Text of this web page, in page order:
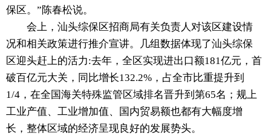
保区。”陈春松说。
会上，汕头综保区招商局有关负责人对该区建设情
况和相关政策进行推介宣讲。几组数据体现了汕头综保
区迎头赶上的活力:去年，全区实现进出口额181亿元，首
破百亿元大关，同比增长132.2%，占全市比重提升到
1/4，在全国海关特殊监管区域排名晋升到第65名；规上
工业产值、工业增加值、国内贸易额也都有大幅度增
长，整体区域的经济呈现良好的发展势头。